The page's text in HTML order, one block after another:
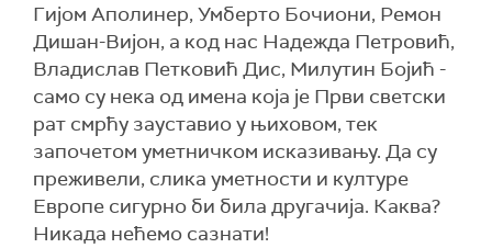
Гијом Аполинер, Умберто Бочиони, Ремон
Дишан-Вијон, а код нас Надежда Петровић,
Владислав Петковић Дис, Милутин Бојић -
само су нека од имена која је Први светски
рат смрћу зауставио у њиховом, тек
започетом уметничком исказивању. Да су
преживели, слика уметности и културе
Европе сигурно би била другачија. Каква?
Никада нећемо сазнати!